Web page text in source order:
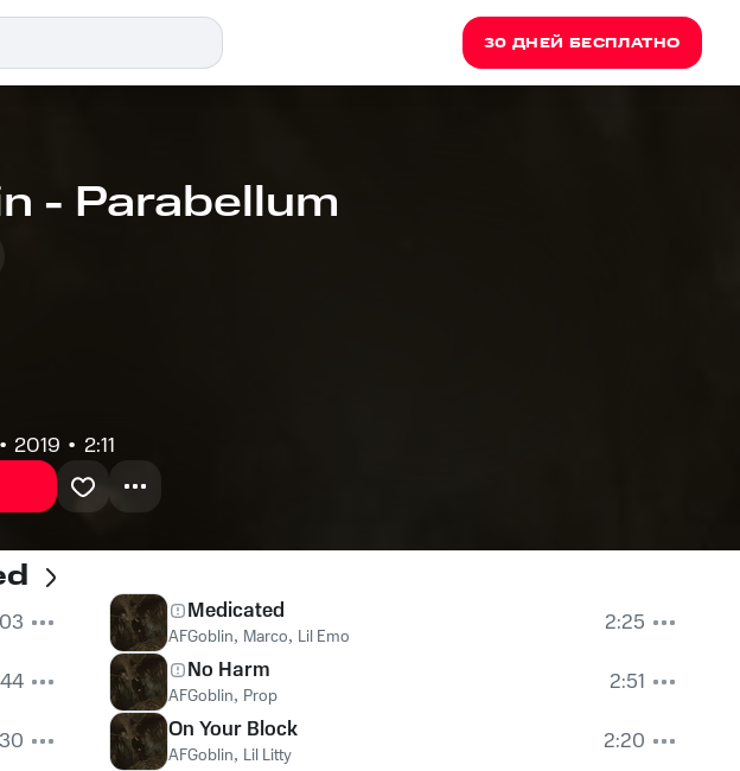
30 ДНЕЙ БЕСПЛАТНО
- Parabellum
2019 2:11
Medicated
AFGoblin, Marco, Lil Emo
2:25
No Harm
AFGoblin, Prop
2:51
On Your Block
AFGoblin, Lil Litty
2:20